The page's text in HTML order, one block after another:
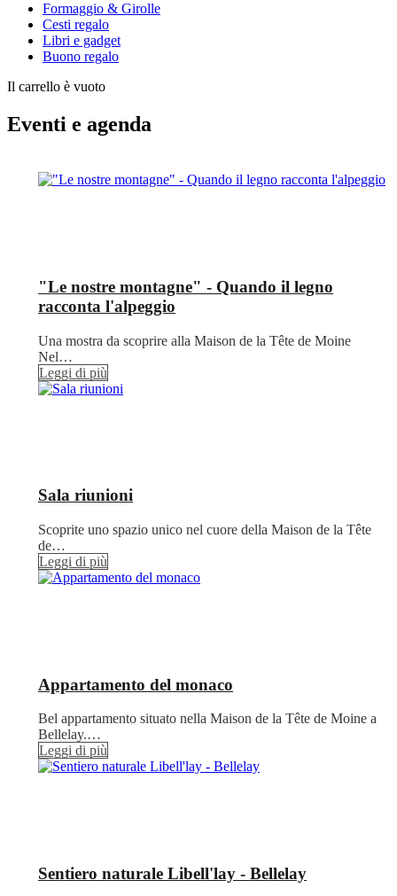
Formaggio & Girolle
Cesti regalo
Libri e gadget
Buono regalo
Il carrello è vuoto
Eventi e agenda
"Le nostre montagne" - Quando il legno
racconta l'alpeggio
Una mostra da scoprire alla Maison de la Tête de Moine
Nel…
Leggi di più
Sala riunioni
Scoprite uno spazio unico nel cuore della Maison de la Tête
de…
Leggi di più
Appartamento del monaco
Bel appartamento situato nella Maison de la Tête de Moine a
Bellelay.…
Leggi di più
Sentiero naturale Libell'lay - Bellelay